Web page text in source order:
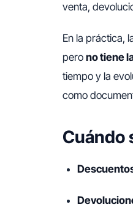
venta,
En la práctica,
pero no tiene
tiempo y la
como
Cuándo